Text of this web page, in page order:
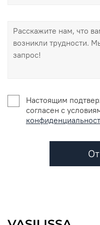
Настоящим
согласен с